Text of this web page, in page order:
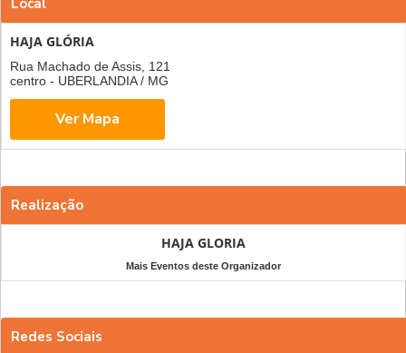
HAJA GLÓRIA
Rua Machado de Assis, 121
centro - UBERLANDIA / MG
Realização
HAJA GLORIA
Mais Eventos deste Organizador
Redes Sociais